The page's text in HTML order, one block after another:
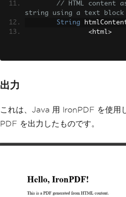
// HTML content
string using a text block
String
<html>
ample</title>
<p >This is
</
""";
PdfDocument
renderHtmlAsPdf(
出力
これは、Java 用 IronPDF を使用
PDF を出力したものです。